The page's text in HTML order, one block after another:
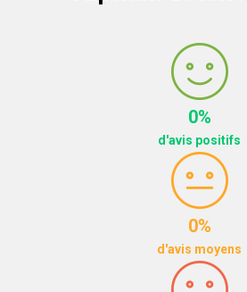
0%
d'avis positifs
0%
d'avis moyens